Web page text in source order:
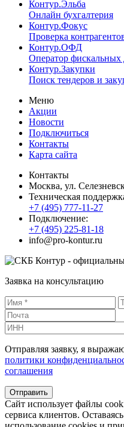
Контур.Эльба
Онлайн бухгалтерия
Контур.Фокус
Проверка
Контур.ОФД
Оператор
Контур.Закупки
Поиск тендеров и
Меню
Акции
Новости
Подключиться
Контакты
Карта сайта
Контакты
Москва, ул.
Техническая
+7 (495) 777-11-27
Подключение:
+7 (495) 225-81-18
info@pro-kontur.ru
Заявка на консультацию
Отправляя заявку, я
политики
соглашения
Сайт использует файлы
сервиса клиентов.